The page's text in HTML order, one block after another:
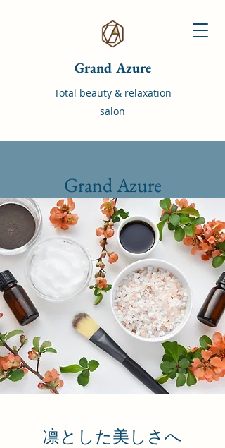
Grand Azure
Total beauty & relaxation
salon
Grand Azure
凛とした美しさへ